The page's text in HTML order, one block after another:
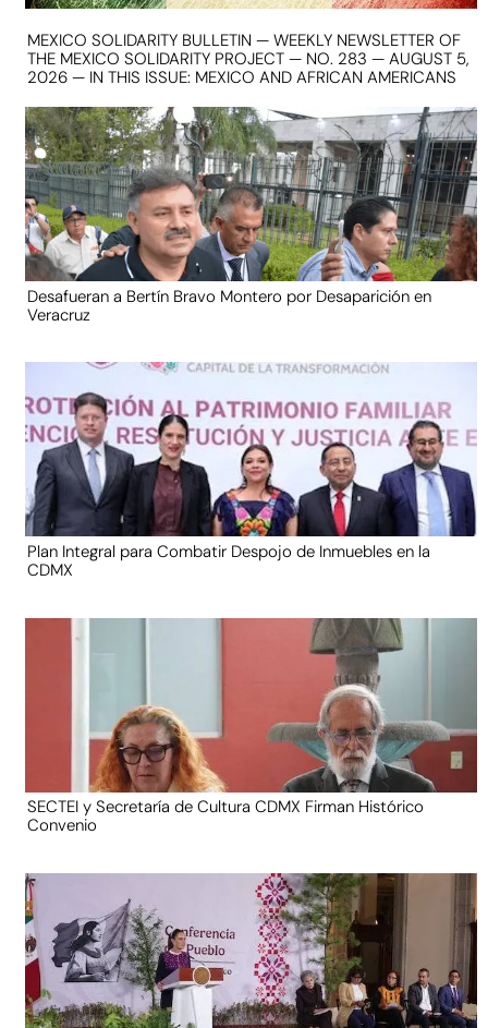
MEXICO SOLIDARITY BULLETIN — WEEKLY NEWSLETTER OF
THE MEXICO SOLIDARITY PROJECT — NO. 283 — AUGUST 5,
2026 — IN THIS ISSUE: MEXICO AND AFRICAN AMERICANS
Desafueran a Bertín Bravo Montero por Desaparición en
Veracruz
Plan Integral para Combatir Despojo de Inmuebles en la
CDMX
SECTEI y Secretaría de Cultura CDMX Firman Histórico
Convenio